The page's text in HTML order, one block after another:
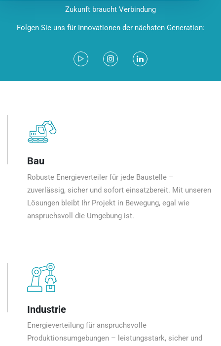
Zukunft braucht Verbindung
Folgen Sie uns für Innovationen der nächsten Generation:
Bau
Robuste Energieverteiler für jede Baustelle –
zuverlässig, sicher und sofort einsatzbereit. Mit unseren
Lösungen bleibt Ihr Projekt in Bewegung, egal wie
anspruchsvoll die Umgebung ist.
Industrie
Energieverteilung für anspruchsvolle
Produktionsumgebungen – leistungsstark, sicher und